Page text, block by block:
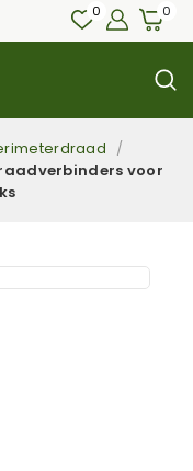
0 0
/
voor